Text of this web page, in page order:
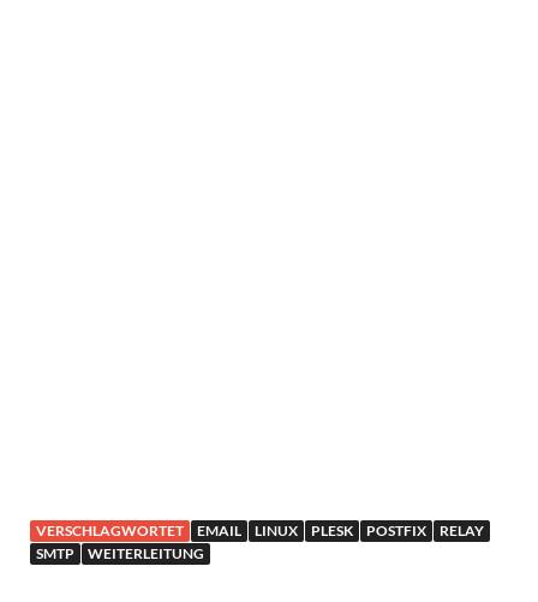
VERSCHLAGWORTET EMAIL LINUX PLESK POSTFIX
RELAY
SMTP
WEITERLEITUNG